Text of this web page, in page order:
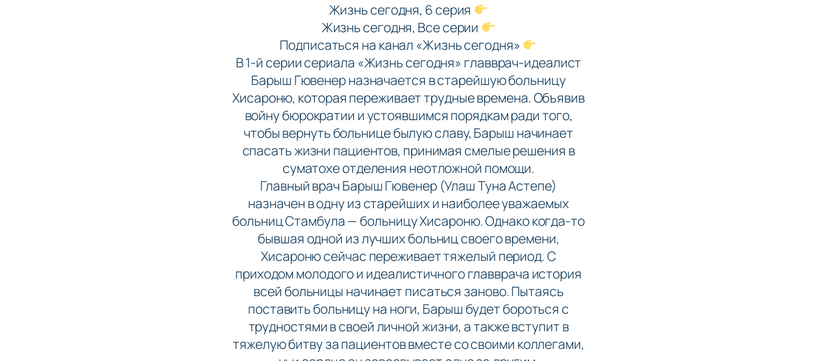
Жизнь сегодня, 6 серия
Жизнь сегодня, Все серии
Подписаться на канал «Жизнь сегодня»
В 1-й серии сериала «Жизнь сегодня» главврач-идеалист
Барыш Гювенер назначается в старейшую больницу
Хисароню, которая переживает трудные времена. Объявив
войну бюрократии и устоявшимся порядкам ради того,
чтобы вернуть больнице былую славу, Барыш начинает
спасать жизни пациентов, принимая смелые решения в
суматохе отделения неотложной помощи.
Главный врач Барыш Гювенер (Улаш Туна Астепе)
назначен в одну из старейших и наиболее уважаемых
больниц Стамбула — больницу Хисароню. Однако когда-то
бывшая одной из лучших больниц своего времени,
Хисароню сейчас переживает тяжелый период. С
приходом молодого и идеалистичного главврача история
всей больницы начинает писаться заново. Пытаясь
поставить больницу на ноги, Барыш будет бороться с
трудностями в своей личной жизни, а также вступит в
тяжелую битву за пациентов вместе со своими коллегами,